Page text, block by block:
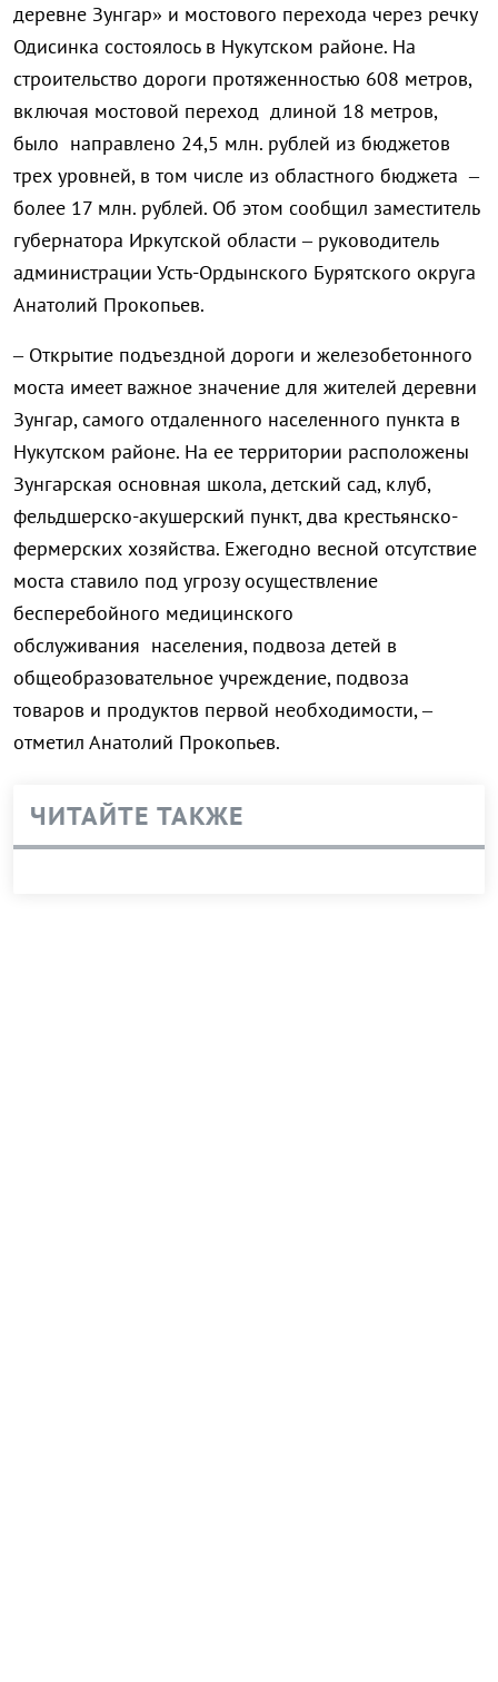
деревне Зунгар» и мостового перехода через речку
Одисинка состоялось в Нукутском районе. На
строительство дороги протяженностью 608 метров,
включая мостовой переход длиной 18 метров,
было направлено 24,5 млн. рублей из бюджетов
трех уровней, в том числе из областного бюджета –
более 17 млн. рублей. Об этом сообщил заместитель
губернатора Иркутской области – руководитель
администрации Усть-Ордынского Бурятского округа
Анатолий Прокопьев.
– Открытие подъездной дороги и железобетонного
моста имеет важное значение для жителей деревни
Зунгар, самого отдаленного населенного пункта в
Нукутском районе. На ее территории расположены
Зунгарская основная школа, детский сад, клуб,
фельдшерско-акушерский пункт, два крестьянско-
фермерских хозяйства. Ежегодно весной отсутствие
моста ставило под угрозу осуществление
бесперебойного медицинского
обслуживания населения, подвоза детей в
общеобразовательное учреждение, подвоза
товаров и продуктов первой необходимости, –
отметил Анатолий Прокопьев.
ЧИТАЙТЕ ТАКЖЕ